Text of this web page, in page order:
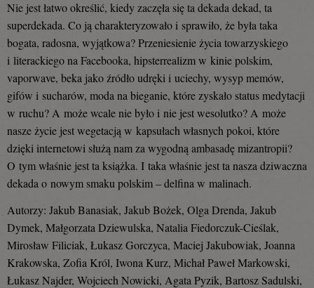
Nie jest łatwo określić, kiedy zaczęła się ta dekada dekad, ta
superdekada. Co ją charakteryzowało i sprawiło, że była taka
bogata, radosna, wyjątkowa? Przeniesienie życia towarzyskiego
i literackiego na Facebooka, hipsterrealizm w kinie polskim,
vaporwave, beka jako źródło udręki i uciechy, wysyp memów,
gifów i sucharów, moda na bieganie, które zyskało status medytacji
w ruchu? A może wcale nie było i nie jest wesolutko? A może
nasze życie jest wegetacją w kapsułach własnych pokoi, które
dzięki internetowi służą nam za wygodną ambasadę mizantropii?
O tym właśnie jest ta książka. I taka właśnie jest ta nasza dziwaczna
dekada o nowym smaku polskim – delfina w malinach.
Autorzy: Jakub Banasiak, Jakub Bożek, Olga Drenda, Jakub
Dymek, Małgorzata Dziewulska, Natalia Fiedorczuk-Cieślak,
Mirosław Filiciak, Łukasz Gorczyca, Maciej Jakubowiak, Joanna
Krakowska, Zofia Król, Iwona Kurz, Michał Paweł Markowski,
Łukasz Najder, Wojciech Nowicki, Agata Pyzik, Bartosz Sadulski,